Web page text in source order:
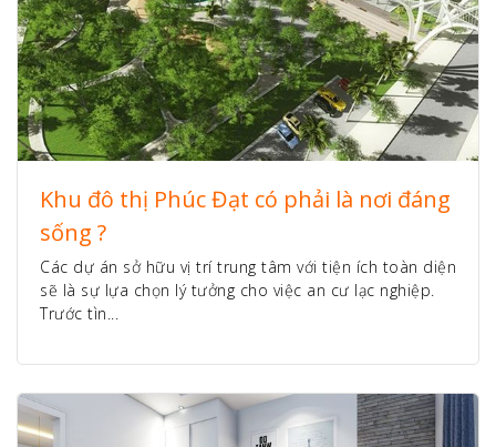
Khu đô thị Phúc Đạt có phải là nơi đáng
sống ?
Các dự án sở hữu vị trí trung tâm với tiện ích toàn diện
sẽ là sự lựa chọn lý tưởng cho việc an cư lạc nghiệp.
Trước tìn...